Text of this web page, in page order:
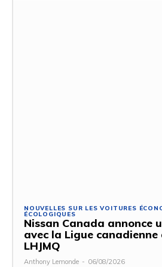
NOUVELLES SUR LES VOITURES
ÉCOLOGIQUES
Nissan Canada annonce
avec la Ligue canadienne
LHJMQ
Anthony Lemonde - 06/08/2026